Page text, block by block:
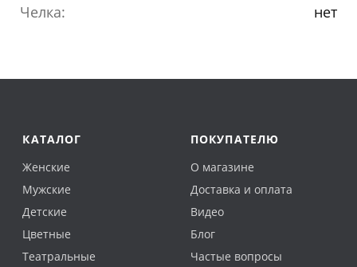
Челка:
нет
КАТАЛОГ
Женские
Мужские
Детские
Цветные
Театральные
ПОКУПАТЕЛЮ
О магазине
Доставка и оплата
Видео
Блог
Частые вопросы